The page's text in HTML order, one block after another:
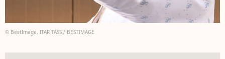
© BestImage, ITAR TASS / BESTIMAGE